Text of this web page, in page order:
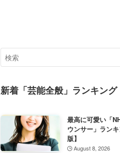
新着「芸能全般」ランキング
最高に可愛い「
ウンサー」ラン
版】
August 8, 2026